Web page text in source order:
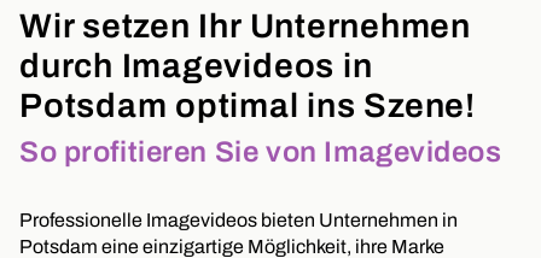
Wir setzen Ihr Unternehmen
durch Imagevideos in
Potsdam optimal ins Szene!
So profitieren Sie von Imagevideos
Professionelle Imagevideos bieten Unternehmen in
Potsdam eine einzigartige Möglichkeit, ihre Marke